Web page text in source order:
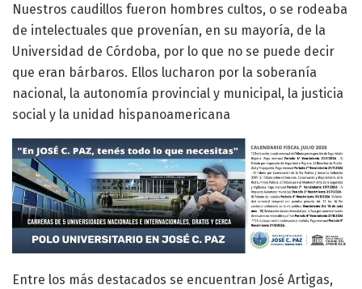
Nuestros caudillos fueron hombres cultos, o se rodeaba
de intelectuales que provenían, en su mayoría, de la
Universidad de Córdoba, por lo que no se puede decir
que eran bárbaros. Ellos lucharon por la soberanía
nacional, la autonomía provincial y municipal, la justicia
social y la unidad hispanoamericana
Entre los más destacados se encuentran José Artigas,